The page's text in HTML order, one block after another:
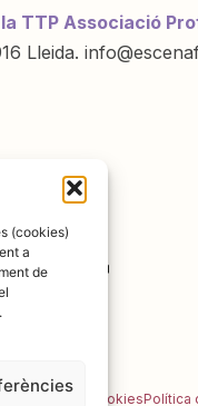
(cookies)
a
de
TTP Associació
Lleida.
de:
Política de cookiesPolítica